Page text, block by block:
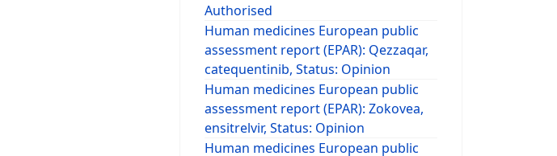
Authorised
Human medicines European public
assessment report (EPAR): Qezzaqar,
catequentinib, Status: Opinion
Human medicines European public
assessment report (EPAR): Zokovea,
ensitrelvir, Status: Opinion
Human medicines European public